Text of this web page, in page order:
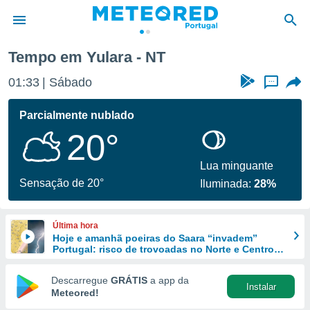
da
foi
fornecidas
a este
das
e
forma
digital
Tempo em Yulara - NT
01:33 Sábado ...
Parcialmente nublado
20°
Sensação de 20°
Lua minguante
Iluminada:28%
Última hora
Hoje e amanhã poeiras do Saara “invadem”
Portugal: risco de trovoadas no Norte e Centro
Descarregue GRÁTIS a app da
Meteored!
Instalar